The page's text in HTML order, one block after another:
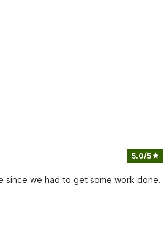
5.0/5
since we had to get some work done.